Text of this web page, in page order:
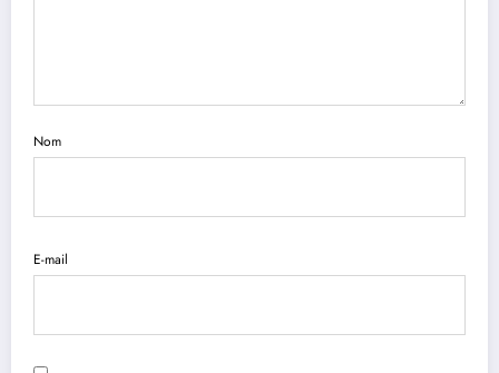
Nom
E-mail